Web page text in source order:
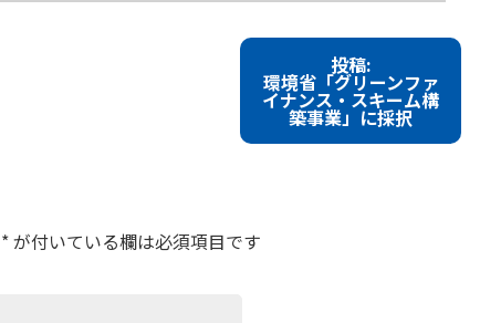
投稿:
環境省「グリーンファ
イナンス・スキーム構
築事業」に採択
*が付いている欄は必須項目です